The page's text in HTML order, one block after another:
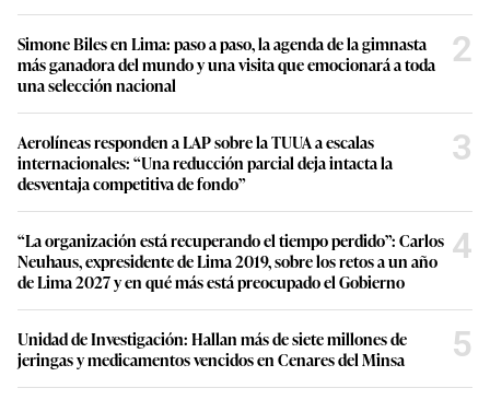
Simone Biles en Lima: paso a paso, la agenda de la gimnasta
más ganadora del mundo y una visita que emocionará a toda
una selección nacional
2
Aerolíneas responden a LAP sobre la TUUA a escalas
internacionales: “Una reducción parcial deja intacta la
desventaja competitiva de fondo”
3
“La organización está recuperando el tiempo perdido”: Carlos
Neuhaus, expresidente de Lima 2019, sobre los retos a un año
de Lima 2027 y en qué más está preocupado el Gobierno
4
Unidad de Investigación: Hallan más de siete millones de
jeringas y medicamentos vencidos en Cenares del Minsa
5